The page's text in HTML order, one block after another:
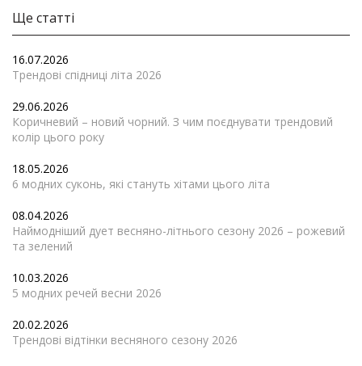
Ще статті
16.07.2026
Трендові спідниці літа 2026
29.06.2026
Коричневий – новий чорний. З чим поєднувати трендовий
колір цього року
18.05.2026
6 модних суконь, які стануть хітами цього літа
08.04.2026
Наймодніший дует весняно-літнього сезону 2026 – рожевий
та зелений
10.03.2026
5 модних речей весни 2026
20.02.2026
Трендові відтінки весняного сезону 2026